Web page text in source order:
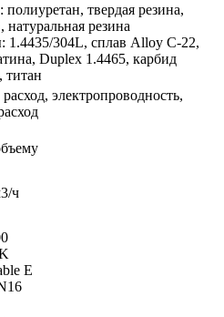
полиуретан, твердая резина,
натуральная резина
1.4435/304L, сплав Alloy C-22,
Duplex 1.4465, карбид
титан
электропроводность,
ч
E